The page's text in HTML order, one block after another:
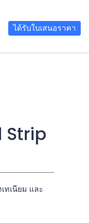
ได้รับใบเสนอราคา
Strip
เนียม และ